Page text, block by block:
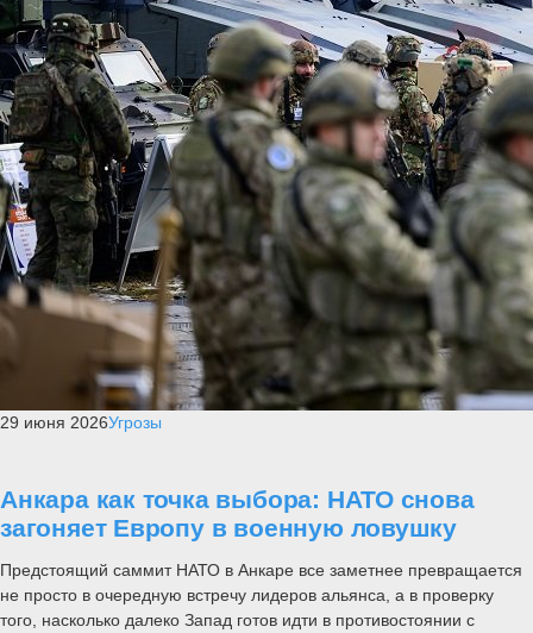
29 июня 2026Угрозы
Анкара как точка выбора: НАТО снова
загоняет Европу в военную ловушку
Предстоящий саммит НАТО в Анкаре все заметнее превращается
не просто в очередную встречу лидеров альянса, а в проверку
того, насколько далеко Запад готов идти в противостоянии с